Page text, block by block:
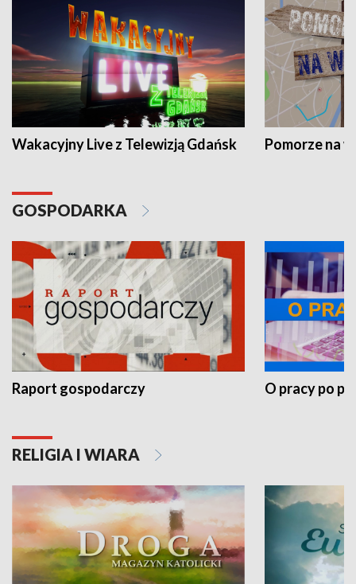
Wakacyjny Live z Telewizją Gdańsk Pomorze na
GOSPODARKA
Raport gospodarczy O pracy po
RELIGIA I WIARA